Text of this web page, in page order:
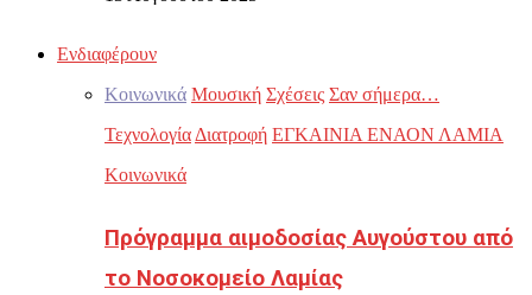
Ενδιαφέρουν
Κοινωνικά Μουσική Σχέσεις Σαν σήμερα…
Τεχνολογία Διατροφή ΕΓΚΑΙΝΙΑ ΕΝΑΟΝ ΛΑΜΙΑ
Κοινωνικά
Πρόγραμμα αιμοδοσίας Αυγούστου από
το Νοσοκομείο Λαμίας